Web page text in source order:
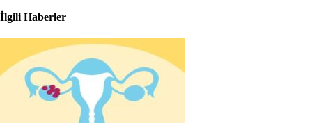
İlgili Haberler